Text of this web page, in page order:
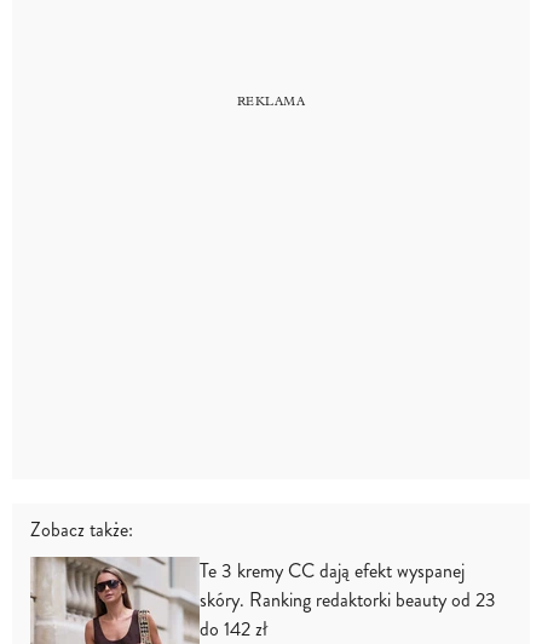
Zobacz także:
Te 3 kremy CC dają efekt wyspanej
skóry. Ranking redaktorki beauty od 23
do 142 zł